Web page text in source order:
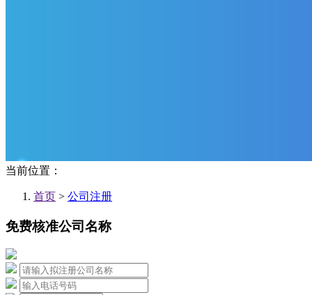
当前位置：
首页 > 公司注册
免费核准公司名称